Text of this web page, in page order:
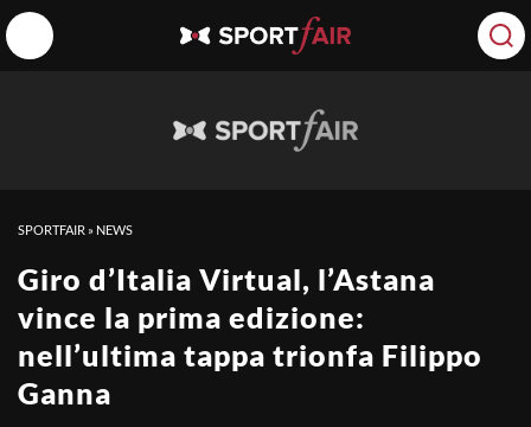
SPORTFAIR » NEWS
Giro d’Italia Virtual, l’Astana
vince la prima edizione:
nell’ultima tappa trionfa Filippo
Ganna